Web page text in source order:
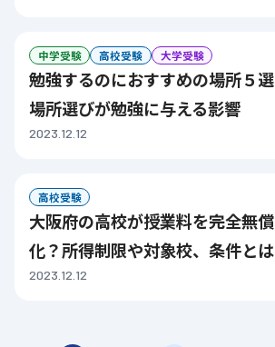
中学受験 高校受験 大学受験
勉強するのにおすすめの場所５選｜
場所選びが勉強に与える影響
2023.12.12
高校受験
大阪府の高校が授業料を完全無償
化？所得制限や対象校、条件とは
2023.12.12